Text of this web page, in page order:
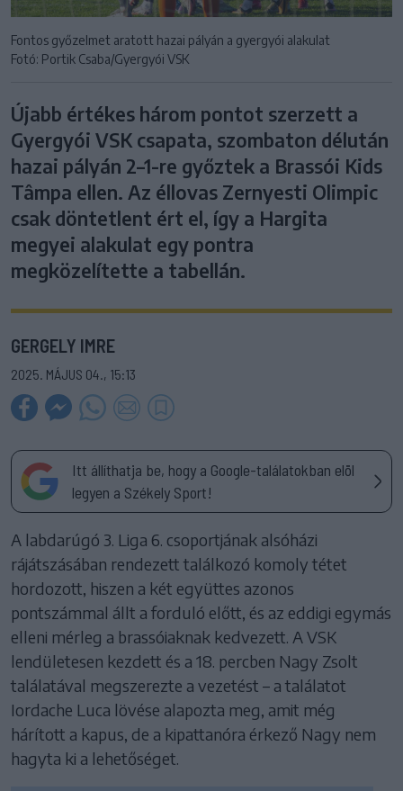
Fontos győzelmet aratott hazai pályán a gyergyói alakulat
Fotó: Portik Csaba/Gyergyói VSK
Újabb értékes három pontot szerzett a
Gyergyói VSK csapata, szombaton délután
hazai pályán 2–1-re győztek a Brassói Kids
Tâmpa ellen. Az éllovas Zernyesti Olimpic
csak döntetlent ért el, így a Hargita
megyei alakulat egy pontra
megközelítette a tabellán.
GERGELY IMRE
2025. MÁJUS 04., 15:13
Itt állíthatja be, hogy a Google-találatokban elöl
legyen a Székely Sport!
A labdarúgó 3. Liga 6. csoportjának alsóházi
rájátszásában rendezett találkozó komoly tétet
hordozott, hiszen a két együttes azonos
pontszámmal állt a forduló előtt, és az eddigi egymás
elleni mérleg a brassóiaknak kedvezett. A VSK
lendületesen kezdett és a 18. percben Nagy Zsolt
találatával megszerezte a vezetést – a találatot
Iordache Luca lövése alapozta meg, amit még
hárított a kapus, de a kipattanóra érkező Nagy nem
hagyta ki a lehetőséget.